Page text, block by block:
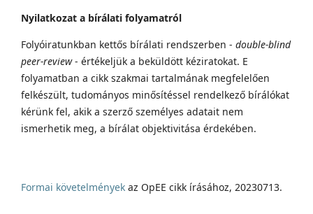
Nyilatkozat a bírálati folyamatról
Folyóiratunkban kettős bírálati rendszerben - double-blind
peer-review- értékeljük a beküldött kéziratokat. E
folyamatban a cikk szakmai tartalmának megfelelően
felkészült, tudományos minősítéssel rendelkező bírálókat
kérünk fel, akik a szerző személyes adatait nem
ismerhetik meg, a bírálat objektivitása érdekében.
Formai követelmények az OpEE cikk írásához, 20230713.